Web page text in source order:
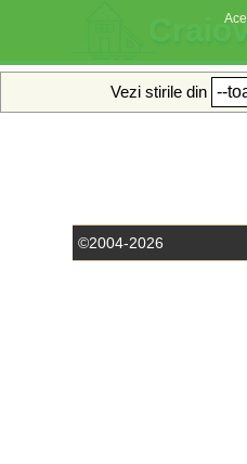
Vezi stirile din
©2004-2026